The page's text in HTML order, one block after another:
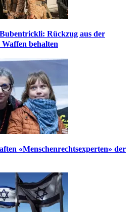
Rückzug aus der
behalten
«Menschenrechtsexperten» der